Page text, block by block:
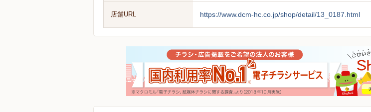
店舗URL https://www.dcm-hc.co.jp/shop/detail/13_0187.html